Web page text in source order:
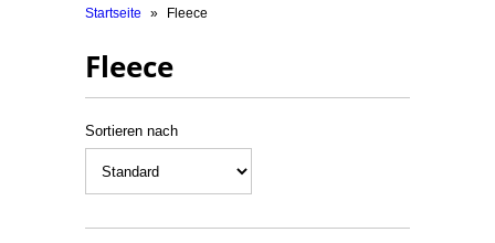
Startseite » Fleece
Fleece
Sortieren nach